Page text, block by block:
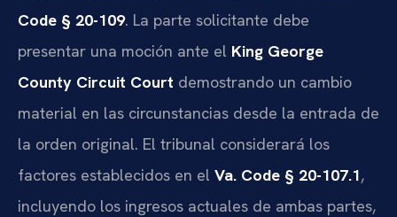
Code § 20-109. La parte solicitante debe
presentar una moción ante el King George
County Circuit Court demostrando un cambio
material en las circunstancias desde la entrada de
la orden original. El tribunal considerará los
factores establecidos en el Va. Code § 20-107.1,
incluyendo los ingresos actuales de ambas partes,